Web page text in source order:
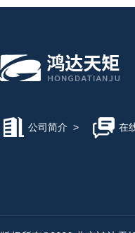
公司简介 > 在